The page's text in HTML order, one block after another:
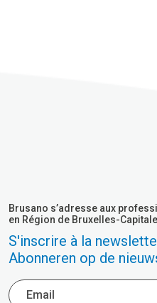
Brusano s’adresse aux
en Région de Bruxelles-
S'inscrire à la
Abonneren op de